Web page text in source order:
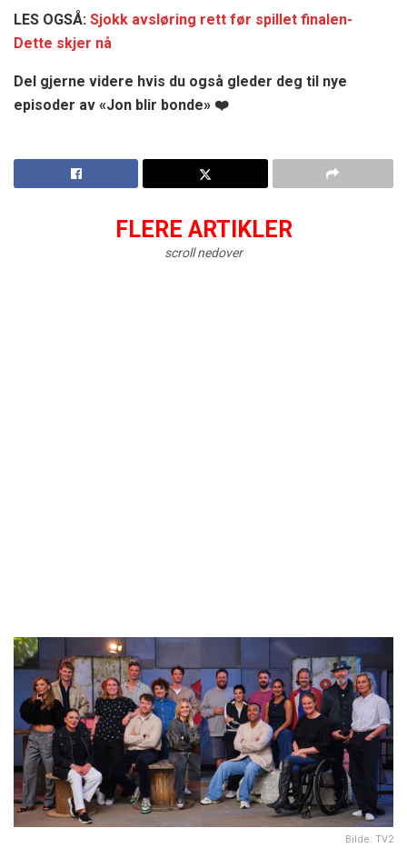
LES OGSÅ: Sjokk avsløring rett før spillet finalen-
Dette skjer nå
Del gjerne videre hvis du også gleder deg til nye
episoder av «Jon blir bonde» ❤️
FLERE ARTIKLER
scroll nedover
Bilde: TV2